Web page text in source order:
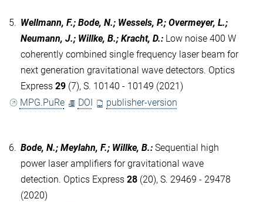
5. Wellmann, F.; Bode, N.; Wessels, P.; Overmeyer, L.;
Neumann, J.; Willke, B.; Kracht, D.: Low noise 400 W
coherently combined single frequency laser beam for
next generation gravitational wave detectors. Optics
Express 29 (7), S. 10140 - 10149 (2021)
MPG.PuRe
DOI publisher-version
6. Bode, N.; Meylahn, F.; Willke, B.: Sequential high
power laser amplifiers for gravitational wave
detection. Optics Express 28 (20), S. 29469 - 29478
(2020)